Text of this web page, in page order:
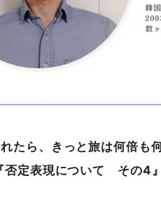
たら、きっと旅は何倍も
定表現について その4』